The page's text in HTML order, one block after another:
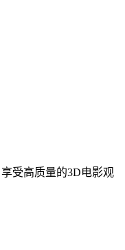
受高质量的3D电影观